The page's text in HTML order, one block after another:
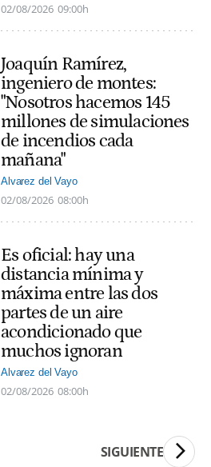
02/08/2026 09:00h
Joaquín Ramírez,
ingeniero de montes:
"Nosotros hacemos 145
millones de simulaciones
de incendios cada
mañana"
Alvarez del Vayo
02/08/2026 08:00h
Es oficial: hay una
distancia mínima y
máxima entre las dos
partes de un aire
acondicionado que
muchos ignoran
Alvarez del Vayo
02/08/2026 08:00h
SIGUIENTE